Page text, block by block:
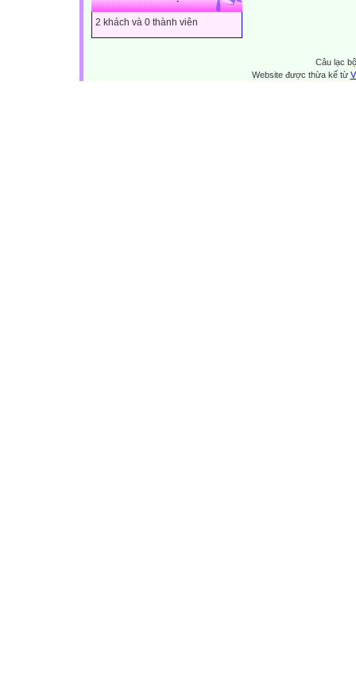
2 khách và 0 thành viên
Câu lạc
Website được thừa kế từ